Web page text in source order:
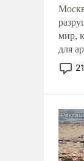
мир,
для
Мир, где